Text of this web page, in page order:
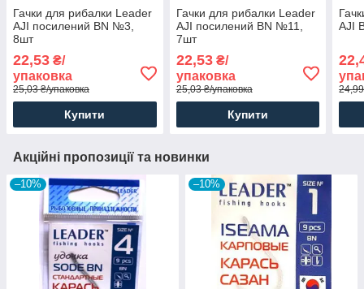
Гачки для рибалки Leader
AJI посилений BN №3,
8шт
22,53 ₴/
упаковка
25,03 ₴/упаковка
Купити
Гачки для рибалки Leader
AJI посилений BN №11,
7шт
22,53₴/
упаковка
25,03 ₴/упаковка
Купити
AJI
Акційні пропозиції та новинки
–10% –10%